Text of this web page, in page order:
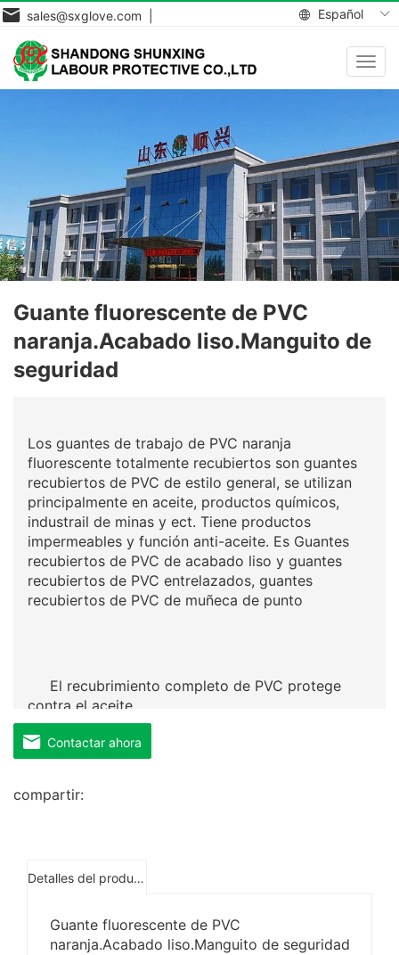
Español
sales@sxglove.com |
Guante fluorescente de PVC
naranja.Acabado liso.Manguito de
seguridad
Los guantes de trabajo de PVC naranja
fluorescente totalmente recubiertos son guantes
recubiertos de PVC de estilo general, se utilizan
principalmente en aceite, productos químicos,
industrail de minas y ect. Tiene productos
impermeables y función anti-aceite. Es Guantes
recubiertos de PVC de acabado liso y guantes
recubiertos de PVC entrelazados, guantes
recubiertos de PVC de muñeca de punto
El recubrimiento completo de PVC protege
contra el aceite
Contactar ahora
compartir:
Detalles del producto
Guante fluorescente de PVC
naranja.Acabado liso.Manguito de seguridad